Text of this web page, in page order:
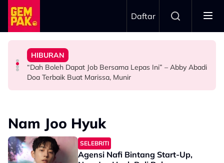
Skip to main content
Daftar
HIBURAN
Bawa Anak Ke Klinik, Syasya Rizal Terkejut Dikenali
Doktor
HIBURAN
“Dah Boleh Dapat Job Bersama Lepas Ini” – Abby Abadi
Doa Terbaik Buat Marissa, Munir
BERITA
Kasihnya Ibu, Ikan Lumba-Lumba Enggan Tinggalkan
Anak Yang Sudah Mati
ANTARABANGSA
Pengantin Penat Sampai Tertidur Atas Pelamin
Nam Joo Hyuk
SELEBRITI
Agensi Nafi Bintang Start-Up,